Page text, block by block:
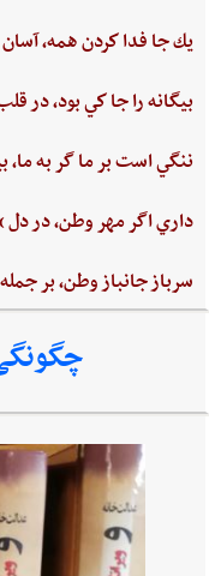
يك جا فدا كردن‌ همه،‌
بيگانه‌ را جا كي‌ بود، در
ننگي ‌است ‌بر ما گر به ‌ما،
داري‌ اگر مهر وطن،‌ در
سرباز جانباز وطن،‌ بر